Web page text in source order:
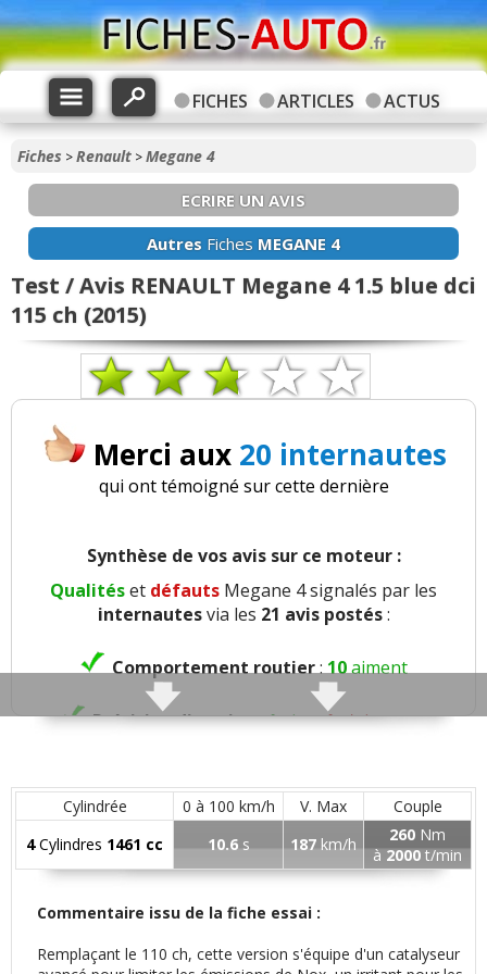
FICHES ARTICLES ACTUS
Fiches >Renault >Megane 4
ECRIRE UN AVIS
Autres Fiches MEGANE 4
Test / Avis RENAULT Megane 4 1.5 blue dci
115 ch (2015)
Merci aux 20 internautes
qui ont témoigné sur cette dernière
Synthèse de vos avis sur ce moteur :
Qualitéset défauts Megane 4 signalés par les
internautesvia les 21 avis postés:
Comportement routier:10aiment
Précision direction:1aime1n'aime pas
Freinage:2aiment1n'aime pas
Agrément:6aiment8n'aiment pas
Poids :2 n'aiment pas
Cylindrée 0 à 100 km/h V. Max
Couple
4Cylindres 1461 cc 10.6s 187 km/h 260 Nm
à2000t/min
Commentaire issu de la fiche essai :
Remplaçant le 110 ch, cette version s'équipe d'un catalyseur